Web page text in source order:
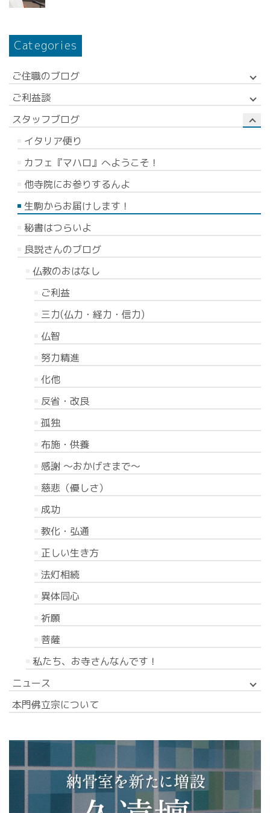
Categories
ご住職のブログ
ご利益談
スタッフブログ
イタリア便り
カフェ『マハロ』へようこそ！
他寺院にお参りするんよ
生駒からお届けします！
秘書はつらいよ
良説さんのブログ
仏教のおはなし
ご利益
三力(仏力・経力・信力)
仏智
努力精進
化他
反省・改良
孤独
布施・供養
感謝 〜おかげさまで〜
慈悲（優しさ）
成功
教化・弘通
正しい生き方
法灯相続
異体同心
祈願
菩薩
私たち、お寺さんなんです！
ニュース
本門佛立宗について